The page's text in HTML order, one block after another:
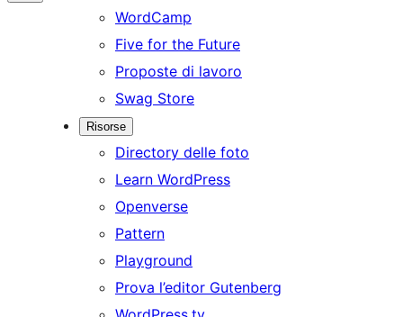
WordCamp
Five for the Future
Proposte di lavoro
Swag Store
Risorse
Directory delle foto
Learn WordPress
Openverse
Pattern
Playground
Prova l’editor Gutenberg